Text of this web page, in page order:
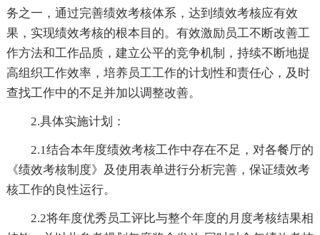
务之一，通过完善绩效考核体系，达到绩效考核应有效
果，实现绩效考核的根本目的。有效激励员工不断改善工
作方法和工作品质，建立公平的竞争机制，持续不断地提
高组织工作效率，培养员工工作的计划性和责任心，及时
查找工作中的不足并加以调整改善。
2.具体实施计划：
2.1结合本年度绩效考核工作中存在不足，对各餐厅的
《绩效考核制度》及使用表单进行分析完善，保证绩效考
核工作的良性运行。
2.2将年度优秀员工评比与整个年度的月度考核结果相